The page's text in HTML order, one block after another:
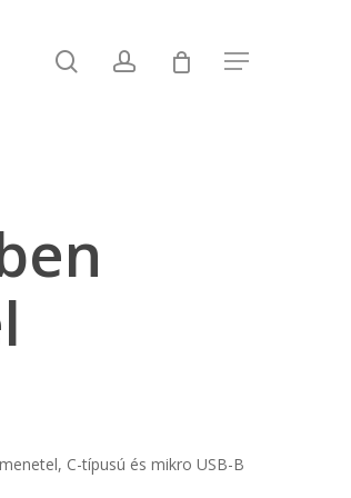
searchaccount Menu
C-típusú és mikro USB-B